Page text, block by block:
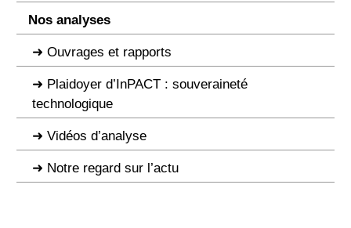
Nos analyses
Ouvrages et rapports
Plaidoyer d’InPACT : souveraineté
technologique
Vidéos d’analyse
Notre regard sur l’actu